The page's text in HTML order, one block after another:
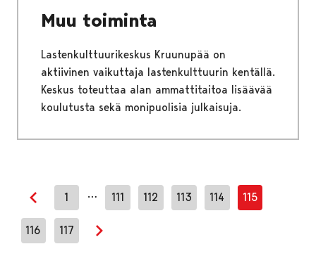
Muu toiminta
Lastenkulttuurikeskus Kruunupää on
aktiivinen vaikuttaja lastenkulttuurin kentällä.
Keskus toteuttaa alan ammattitaitoa lisäävää
koulutusta sekä monipuolisia julkaisuja.
Edellinen sivu
1 … 111 112 113 114 115
116 117